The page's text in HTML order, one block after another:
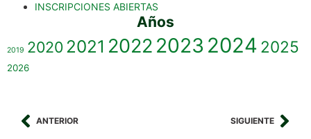
INSCRIPCIONES ABIERTAS
Años
2019 20202021 2022 2023 2024 2025
2026
ANTERIOR SIGUIENTE